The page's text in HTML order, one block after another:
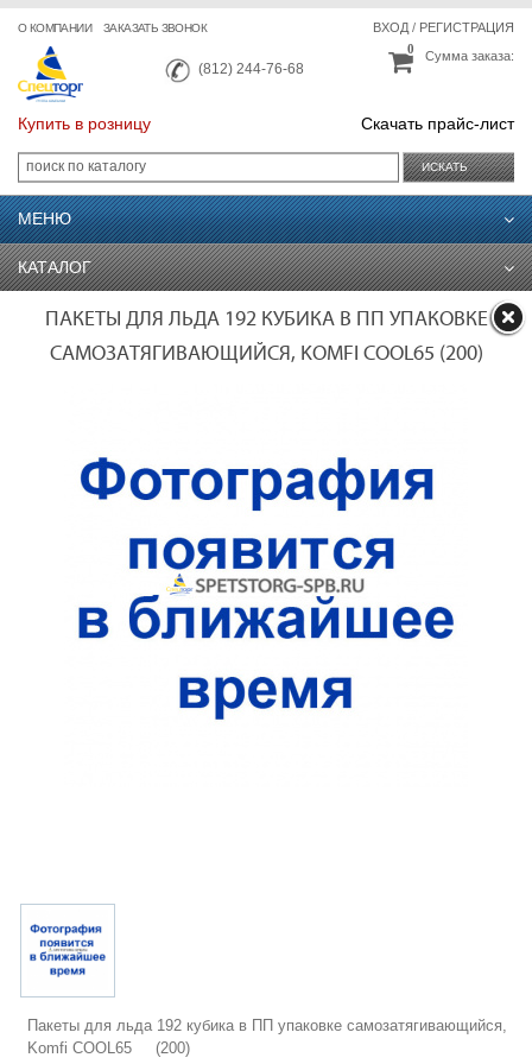
О КОМПАНИИ ЗАКАЗАТЬ ЗВОНОК
(812) 244-76-68
ВХОД/ РЕГИСТРАЦИЯ
Сумма заказа:
0
Купить в розницу Скачать прайс-лист
ИСКАТЬ
МЕНЮ
КАТАЛОГ
ПАКЕТЫ ДЛЯ ЛЬДА 192 КУБИКА В ПП УПАКОВКЕ
САМОЗАТЯГИВАЮЩИЙСЯ, KOMFI COOL65 (200)
Пакеты для льда 192 кубика в ПП упаковке самозатягивающийся,
Komfi COOL65 (200)